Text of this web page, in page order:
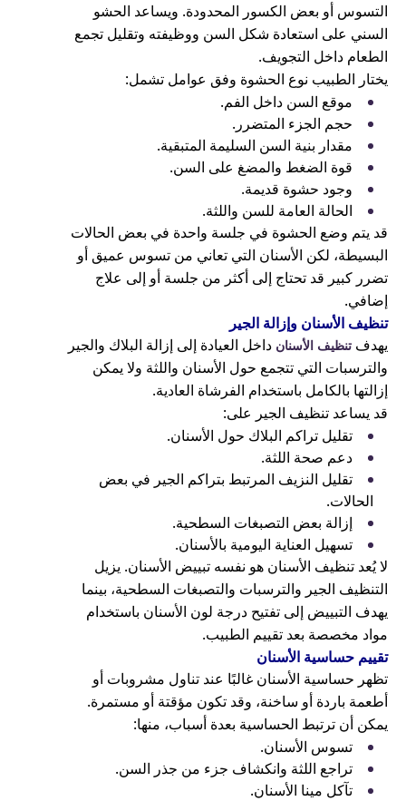
التسوس أو بعض الكسور المحدودة. ويساعد الحشو
السني على استعادة شكل السن ووظيفته وتقليل تجمع
الطعام داخل التجويف.
يختار الطبيب نوع الحشوة وفق عوامل تشمل:
موقع السن داخل الفم.
حجم الجزء المتضرر.
مقدار بنية السن السليمة المتبقية.
قوة الضغط والمضغ على السن.
وجود حشوة قديمة.
الحالة العامة للسن واللثة.
قد يتم وضع الحشوة في جلسة واحدة في بعض الحالات
البسيطة، لكن الأسنان التي تعاني من تسوس عميق أو
تضرر كبير قد تحتاج إلى أكثر من جلسة أو إلى علاج
إضافي.
تنظيف الأسنان وإزالة الجير
يهدف تنظيف الأسنان داخل العيادة إلى إزالة البلاك والجير
والترسبات التي تتجمع حول الأسنان واللثة ولا يمكن
إزالتها بالكامل باستخدام الفرشاة العادية.
قد يساعد تنظيف الجير على:
تقليل تراكم البلاك حول الأسنان.
دعم صحة اللثة.
تقليل النزيف المرتبط بتراكم الجير في بعض
الحالات.
إزالة بعض التصبغات السطحية.
تسهيل العناية اليومية بالأسنان.
لا يُعد تنظيف الأسنان هو نفسه تبييض الأسنان. يزيل
التنظيف الجير والترسبات والتصبغات السطحية، بينما
يهدف التبييض إلى تفتيح درجة لون الأسنان باستخدام
مواد مخصصة بعد تقييم الطبيب.
تقييم حساسية الأسنان
تظهر حساسية الأسنان غالبًا عند تناول مشروبات أو
أطعمة باردة أو ساخنة، وقد تكون مؤقتة أو مستمرة.
يمكن أن ترتبط الحساسية بعدة أسباب، منها:
تسوس الأسنان.
تراجع اللثة وانكشاف جزء من جذر السن.
تآكل مينا الأسنان.